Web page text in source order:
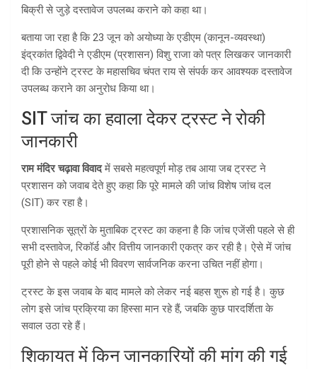
बिक्री से जुड़े दस्तावेज उपलब्ध कराने को कहा था।
बताया जा रहा है कि 23 जून को अयोध्या के एडीएम (कानून-व्यवस्था)
इंद्रकांत द्विवेदी ने एडीएम (प्रशासन) विशु राजा को पत्र लिखकर जानकारी
दी कि उन्होंने ट्रस्ट के महासचिव चंपत राय से संपर्क कर आवश्यक दस्तावेज
उपलब्ध कराने का अनुरोध किया था।
SIT जांच का हवाला देकर ट्रस्ट ने रोकी
जानकारी
राम मंदिर चढ़ावा विवादमें सबसे महत्वपूर्ण मोड़ तब आया जब ट्रस्ट ने
प्रशासन को जवाब देते हुए कहा कि पूरे मामले की जांच विशेष जांच दल
(SIT) कर रहा है।
प्रशासनिक सूत्रों के मुताबिक ट्रस्ट का कहना है कि जांच एजेंसी पहले से ही
सभी दस्तावेज, रिकॉर्ड और वित्तीय जानकारी एकत्र कर रही है। ऐसे में जांच
पूरी होने से पहले कोई भी विवरण सार्वजनिक करना उचित नहीं होगा।
ट्रस्ट के इस जवाब के बाद मामले को लेकर नई बहस शुरू हो गई है। कुछ
लोग इसे जांच प्रक्रिया का हिस्सा मान रहे हैं, जबकि कुछ पारदर्शिता के
सवाल उठा रहे हैं।
शिकायत में किन जानकारियों की मांग की गई